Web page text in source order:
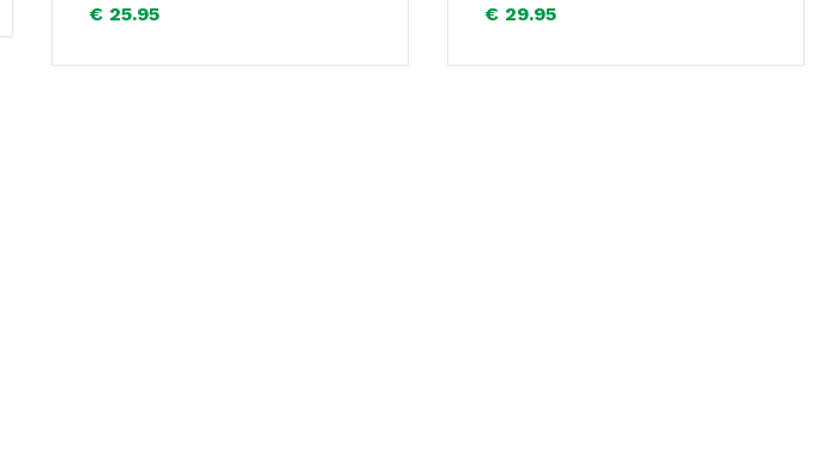
€ 25.95 € 29.95